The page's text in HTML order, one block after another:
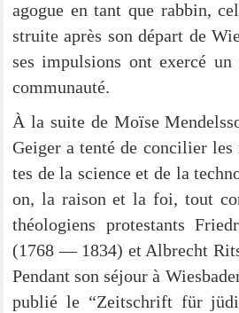
ago­gue en tant que rab­bin,
struite après son départ de
ses impul­si­ons ont exer­cé
communauté.
À la suite de Moï­se
Gei­ger a ten­té de con­ci­lier
tes de la sci­ence et de la
on, la rai­son et la foi, tout
théo­lo­gi­ens pro­tes­tants
(1768 — 1834) et Albrecht
Pen­dant son séjour à
publié le “Zeit­schrift für